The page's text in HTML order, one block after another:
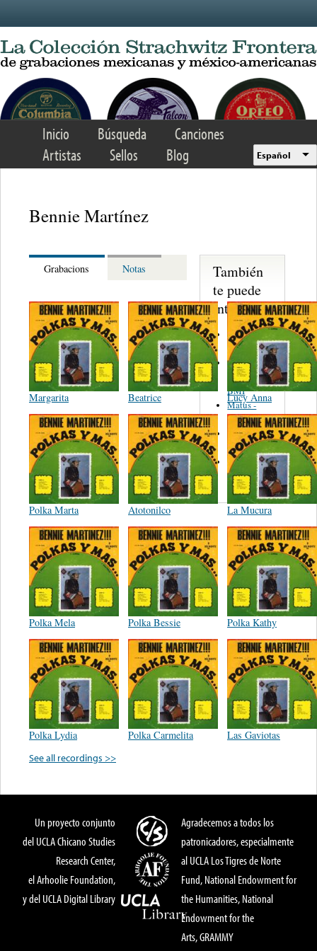
Inicio Búsqueda
Canciones
Artistas
Sellos Blog Español
Bennie Martínez
Grabacions Notas
Margarita Beatrice Lucy Anna
Polka Marta Atotonilco La Mucura
Polka Mela Polka Bessie Polka Kathy
Polka Lydia Polka Carmelita
Las Gaviotas
See all recordings >>
También
te puede
interesar...
Martinez,
Felipe
Performance
Music Co.
BMI
Matus -
Rodriguez
Carleton -
Dixon
Abreu -
Oliverira
Un proyecto conjunto
del UCLA Chicano Studies
Research Center,
el Arhoolie Foundation,
y del UCLA Digital Library
Agradecemos a todos los
patronicadores, especialmente
al UCLA Los Tigres de Norte
Fund, National Endowment for
the Humanities, National
Endowment for the
Arts, GRAMMY